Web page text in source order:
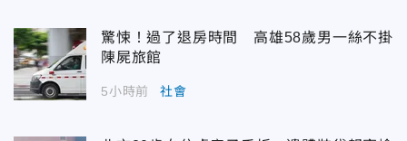
驚悚！過了退房時間 高雄58歲男一絲不掛
陳屍旅館
5小時前 社會